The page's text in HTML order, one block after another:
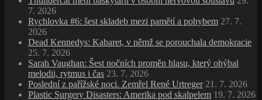
7. 2026
Rychlovka #6: šest skladeb mezi pamětí a pohybem 27. 7.
2026
Dead Kennedys: Kabaret, v němž se porouchala demokracie
25. 7. 2026
Sarah Vaughan: Šest nočních proměn hlasu, který ohýbal
melodii, rytmus i čas 23. 7. 2026
Poslední z pařížské noci. Zemřel René Urtreger 21. 7. 2026
Plastic Surgery Disasters: Amerika pod skalpelem 19. 7. 2026